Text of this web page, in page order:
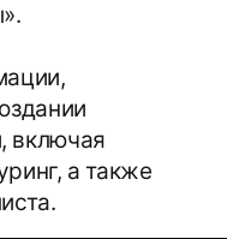
включая
а также